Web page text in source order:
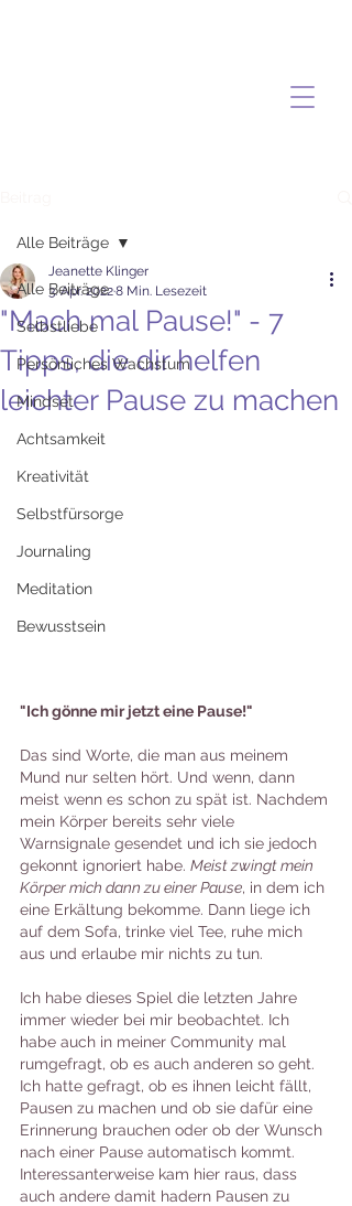
Alle Beiträge
Selbstliebe
Persönliches Wachstum
Mindset
Achtsamkeit
Kreativität
Selbstfürsorge
Journaling
Meditation
Bewusstsein
Alle Beiträge
"Mach mal Pause!" - 7
Tipps, die dir helfen
leichter Pause zu machen
Jeanette Klinger
3. Apr. 20228 Min. Lesezeit
"Ich gönne mir jetzt eine Pause!"
Das sind Worte, die man aus meinem
Mund nur selten hört. Und wenn, dann
meist wenn es schon zu spät ist. Nachdem
mein Körper bereits sehr viele
Warnsignale gesendet und ich sie jedoch
gekonnt ignoriert habe. Meist zwingt mein
Körper mich dann zu einer Pause, in dem ich
eine Erkältung bekomme. Dann liege ich
auf dem Sofa, trinke viel Tee, ruhe mich
aus und erlaube mir nichts zu tun.
Ich habe dieses Spiel die letzten Jahre
immer wieder bei mir beobachtet. Ich
habe auch in meiner Community mal
rumgefragt, ob es auch anderen so geht.
Ich hatte gefragt, ob es ihnen leicht fällt,
Pausen zu machen und ob sie dafür eine
Erinnerung brauchen oder ob der Wunsch
nach einer Pause automatisch kommt.
Interessanterweise kam hier raus, dass
auch andere damit hadern Pausen zu